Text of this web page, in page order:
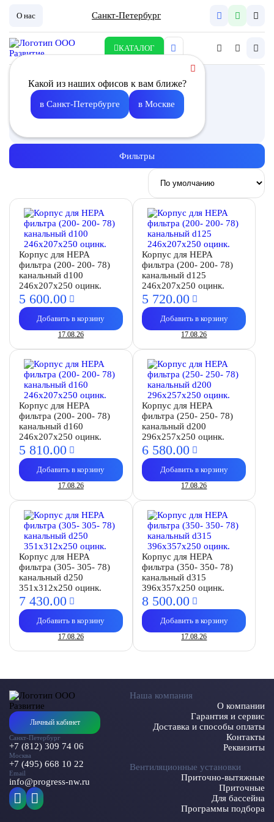
О нас Санкт-Петербург
КАТАЛОГ
Какой из наших офисов к вам ближе?
в Санкт-Петербурге в Москве
Корпус для фильтра
высокого класса
Фильтры
Корпус для HEPA
фильтра (200- 200- 78)
канальный d100
246х207х250 оцинк.
5 600.00
Добавить в корзину
17.08.26
Корпус для HEPA
фильтра (200- 200- 78)
канальный d125
246х207х250 оцинк.
5 720.00
Добавить в корзину
17.08.26
Корпус для HEPA
фильтра (200- 200- 78)
канальный d160
246х207х250 оцинк.
5 810.00
Добавить в корзину
17.08.26
Корпус для HEPA
фильтра (250- 250- 78)
канальный d200
296х257х250 оцинк.
6 580.00
Добавить в корзину
17.08.26
Корпус для HEPA
фильтра (305- 305- 78)
канальный d250
351х312х250 оцинк.
7 430.00
Добавить в корзину
17.08.26
Корпус для HEPA
фильтра (350- 350- 78)
канальный d315
396х357х250 оцинк.
8 500.00
Добавить в корзину
17.08.26
Личный кабинет
Санкт-Петербург
+7 (812) 309 74 06
Москва
+7 (495) 668 10 22
Email
info@progress-nw.ru
Наша компания
О компании
Гарантия и сервис
Доставка и способы оплаты
Контакты
Реквизиты
Вентиляционные установки
Приточно-вытяжные
Приточные
Для бассейна
Программы подбора